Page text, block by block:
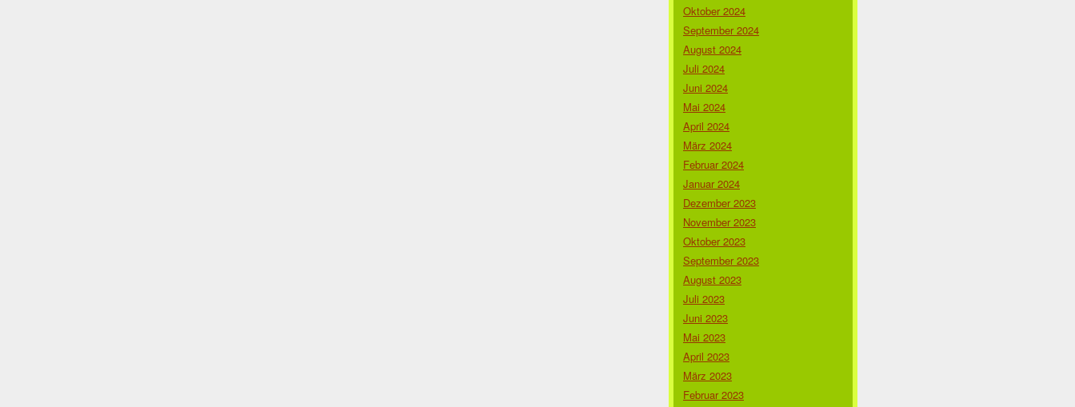
Oktober 2024
September 2024
August 2024
Juli 2024
Juni 2024
Mai 2024
April 2024
März 2024
Februar 2024
Januar 2024
Dezember 2023
November 2023
Oktober 2023
September 2023
August 2023
Juli 2023
Juni 2023
Mai 2023
April 2023
März 2023
Februar 2023